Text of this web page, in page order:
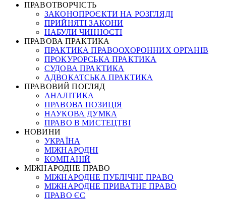
ПРАВОТВОРЧІСТЬ
ЗАКОНОПРОЄКТИ НА РОЗГЛЯДІ
ПРИЙНЯТІ ЗАКОНИ
НАБУЛИ ЧИННОСТІ
ПРАВОВА ПРАКТИКА
ПРАКТИКА ПРАВООХОРОННИХ ОРГАНІВ
ПРОКУРОРСЬКА ПРАКТИКА
СУДОВА ПРАКТИКА
АДВОКАТСЬКА ПРАКТИКА
ПРАВОВИЙ ПОГЛЯД
АНАЛІТИКА
ПРАВОВА ПОЗИЦІЯ
НАУКОВА ДУМКА
ПРАВО В МИСТЕЦТВІ
НОВИНИ
УКРАЇНА
МІЖНАРОДНІ
КОМПАНІЙ
МІЖНАРОДНЕ ПРАВО
МІЖНАРОДНЕ ПУБЛІЧНЕ ПРАВО
МІЖНАРОДНЕ ПРИВАТНЕ ПРАВО
ПРАВО ЄС